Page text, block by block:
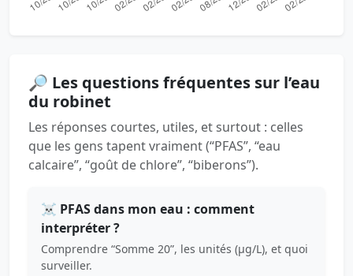
🔎 Les questions fréquentes sur l’eau
du robinet
Les réponses courtes, utiles, et surtout : celles
que les gens tapent vraiment (“PFAS”, “eau
calcaire”, “goût de chlore”, “biberons”).
☠️ PFAS dans mon eau : comment
interpréter ?
Comprendre “Somme 20”, les unités (µg/L), et quoi
surveiller.